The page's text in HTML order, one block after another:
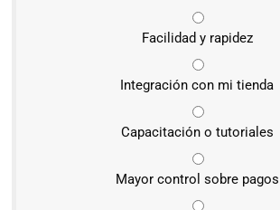
Facilidad y rapidez
Integración con mi tienda
Capacitación o tutoriales
Mayor control sobre pagos